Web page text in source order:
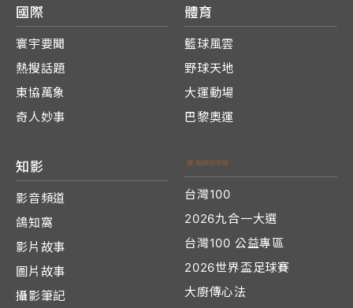
國際
寰宇要聞
熱搜話題
東協萬象
奇人妙事
體育
籃球風雲
野球天地
大運動場
巴黎奧運
知影
影音頻道
鴿知窩
影片故事
圖片故事
攝影筆記
台灣100
2026九合一大選
台灣100 公益專區
2026世界盃足球賽
大廚傳心法